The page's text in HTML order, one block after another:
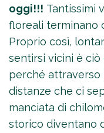
oggi!!! Tantissimi
floreali terminano
Proprio così,
sentirsi vicini è
perché attraverso
distanze che ci
manciata di
storico diventano